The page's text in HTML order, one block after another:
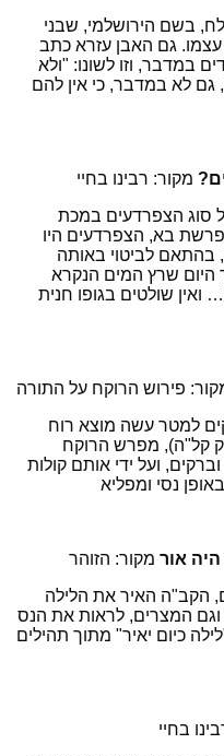
בשם הירושלמי, שבני
גם האבן עזרא כתב
במדבר, וזו לשונו: "ולא
לא במדבר, כי אין להם
מקור: רבינו בחיי
סוג הצפרדעים במכת
בא, הצפרדעים היו
בהתאם לביטוי באותה
היום שרץ המים הנקרא
שולטים בגופו חנית
פירוש הרוקח על התורה
למטר עשה מוצא רוח
קל"ה), מפרש הרוקח
ועל ידי אותם קולות
נסי ומפליא
היה אור מקור: הזוהר
הקב"ה האיר את הלילה
וגם המצרים, לראות את הנס
כיום יאיר" מתוך תהילים
בחיי